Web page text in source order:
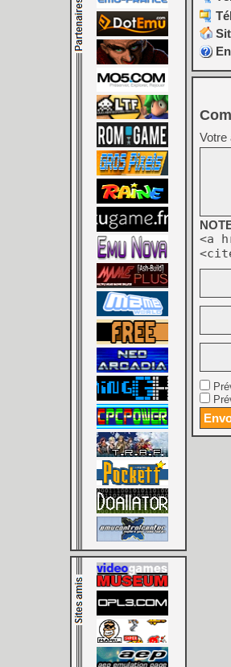
Votre
<a